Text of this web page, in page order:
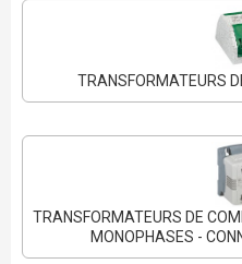
TRANSFORMATEURS
TRANSFORMATEURS DE
MONOPHASES -